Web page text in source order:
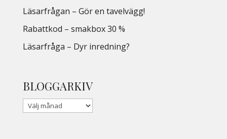
Läsarfrågan – Gör en tavelvägg!
Rabattkod – smakbox 30 %
Läsarfråga – Dyr inredning?
BLOGGARKIV